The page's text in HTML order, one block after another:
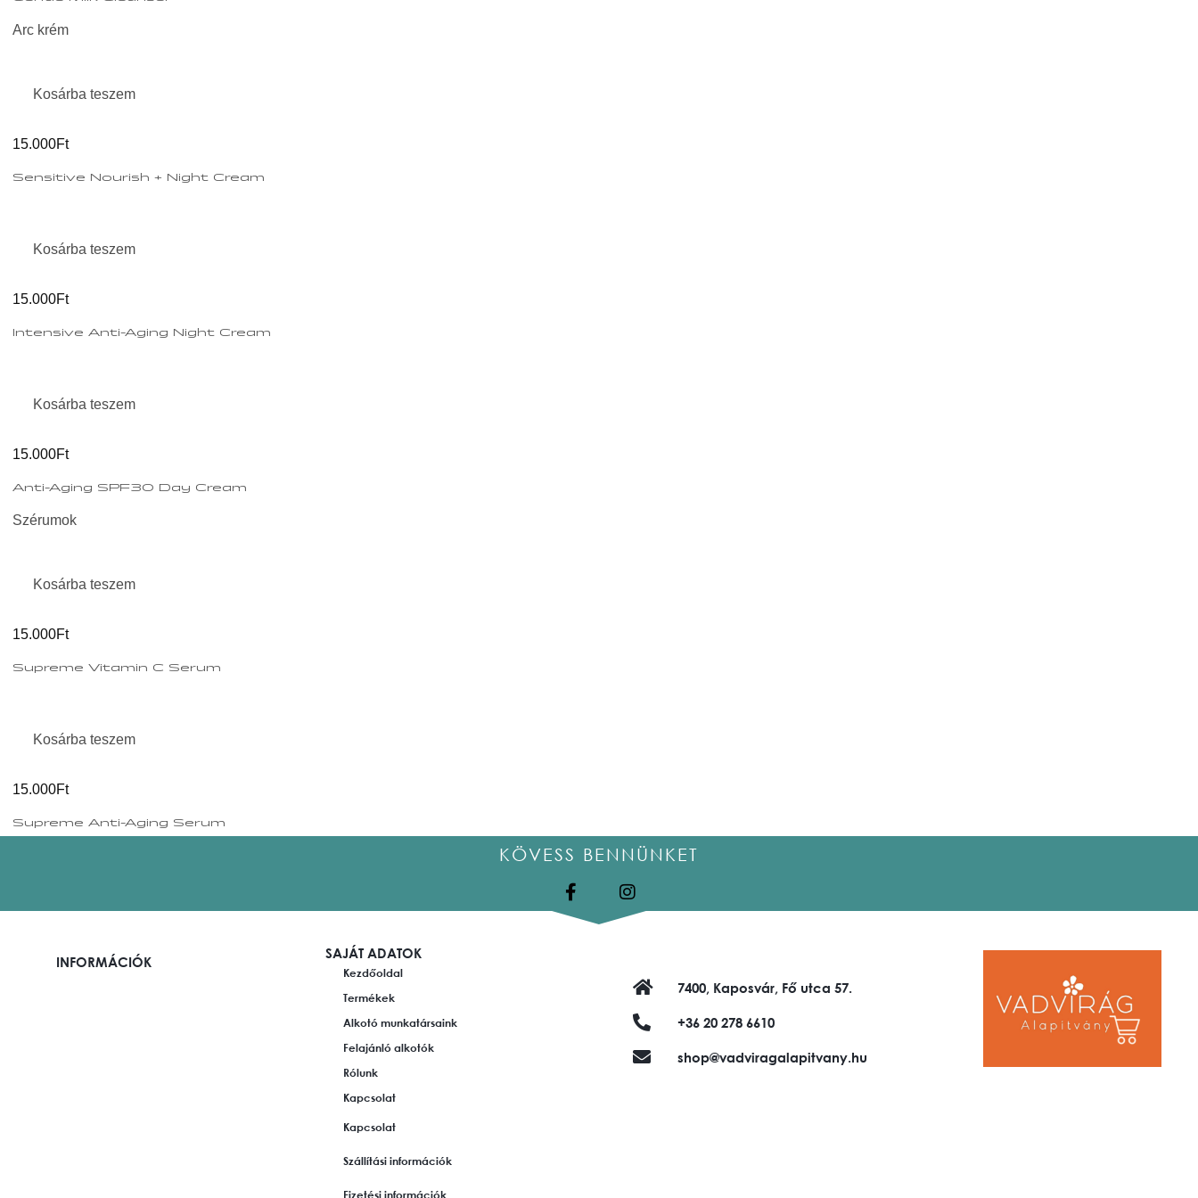
Arc krém
Kosárba teszem
15.000Ft
Sensitive Nourish + Night Cream
Kosárba teszem
15.000Ft
Intensive Anti-Aging Night Cream
Kosárba teszem
15.000Ft
Anti-Aging SPF30 Day Cream
Szérumok
Kosárba teszem
15.000Ft
Supreme Vitamin C Serum
Kosárba teszem
15.000Ft
Supreme Anti-Aging Serum
KÖVESS BENNÜNKET
INFORMÁCIÓK
SAJÁT ADATOK
Kezdőoldal
Termékek
Alkotó munkatársaink
Felajánló alkotók
Rólunk
Kapcsolat
Kapcsolat
Szállítási információk
Fizetési információk
7400, Kaposvár, Fő utca 57.
+36 20 278 6610
shop@vadviragalapitvany.hu